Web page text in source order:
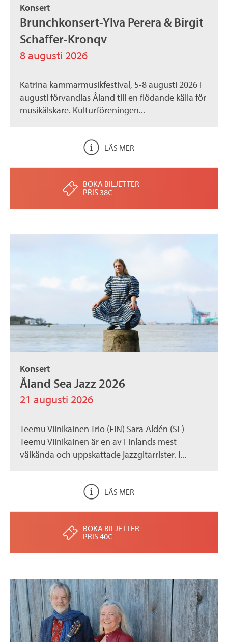
Konsert
Brunchkonsert-Ylva Perera & Birgit
Schaffer-Kronqv
8 augusti 2026
Katrina kammarmusikfestival, 5-8 augusti 2026 I
augusti förvandlas Åland till en flödande källa för
musikälskare. Kulturföreningen...
LÄS MER
BOKA BILJETTER
PRIS 38€
Konsert
Åland Sea Jazz 2026
21 augusti 2026
Teemu Viinikainen Trio (FIN) Sara Aldén (SE)
Teemu Viinikainen är en av Finlands mest
välkända och uppskattade jazzgitarrister. I...
LÄS MER
BOKA BILJETTER
PRIS 40€